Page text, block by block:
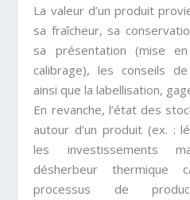
La valeur d’un produit
sa fraîcheur, sa
sa présentation (mise
calibrage), les conseils
ainsi que la labellisation,
En revanche, l’état des
autour d’un produit (ex. :
les investissements
désherbeur thermique
processus de